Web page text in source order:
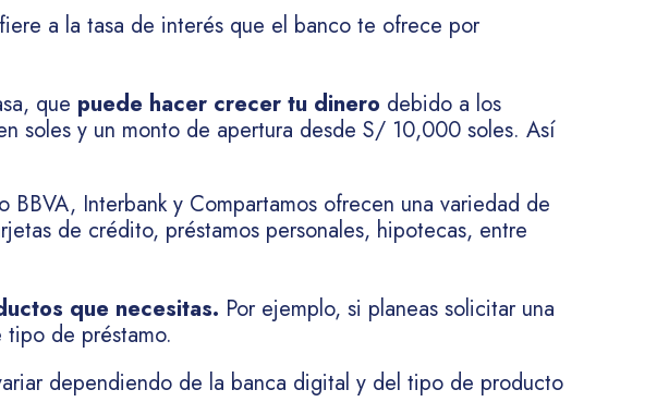
a la tasa de interés que el banco te ofrece por
que puede hacer crecer tu dinero debido a los
soles y un monto de apertura desde S/ 10,000 soles. Así
BBVA, Interbank y Compartamos ofrecen una variedad de
de crédito, préstamos personales, hipotecas, entre
que necesitas. Por ejemplo, si planeas solicitar una
de préstamo.
dependiendo de la banca digital y del tipo de producto